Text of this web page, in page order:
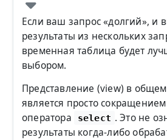
Если ваш запрос «долгий», и
результаты из нескольких
временная таблица будет
выбором.
Представление (view) в общем
является просто
оператора
select . Это не
результаты когда-либо